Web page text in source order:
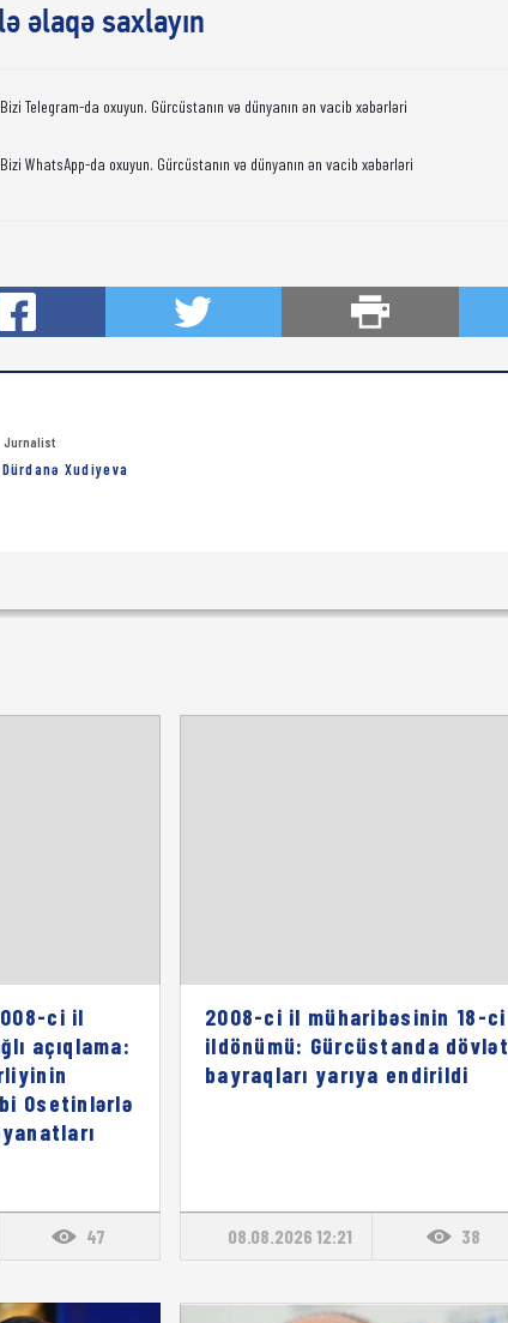
əlaqə saxlayın
Bizi Telegram-da oxuyun. Gürcüstanın və dünyanın ən vacib xəbərləri
Bizi WhatsApp-da oxuyun. Gürcüstanın və dünyanın ən vacib xəbərləri
Jurnalist
Dürdanə Xudiyeva
ci il
açıqlama:
Osetinlərlə
47
2008-ci il müharibəsinin 18-ci
ildönümü: Gürcüstanda dövlət
bayraqları yarıya endirildi
08.08.2026 12:21 38